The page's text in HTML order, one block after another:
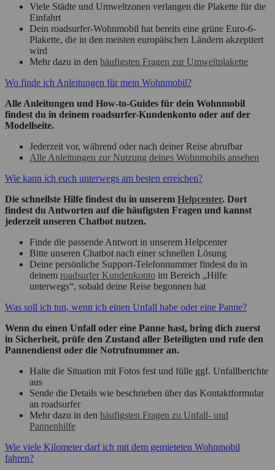
Viele Städte und Umweltzonen verlangen die Plakette für die
Einfahrt
Dein roadsurfer-Wohnmobil hat bereits eine grüne Euro-6-
Plakette, die in den meisten europäischen Ländern akzeptiert
wird
Mehr dazu in den häufigsten Fragen zur Umweltplakette
Wo finde ich Anleitungen für mein Wohnmobil?
Alle Anleitungen und How-to-Guides für dein Wohnmobil
findest du in deinem roadsurfer-Kundenkonto oder auf der
Modellseite.
Jederzeit vor, während oder nach deiner Reise abrufbar
Alle Anleitungen zur Nutzung deines Wohnmobils ansehen
Wie kann ich euch unterwegs am besten erreichen?
Die schnellste Hilfe findest du in unserem Helpcenter. Dort
findest du Antworten auf die häufigsten Fragen und kannst
jederzeit unseren Chatbot nutzen.
Finde die passende Antwort in unserem Helpcenter
Bitte unseren Chatbot nach einer schnellen Lösung
Deine persönliche Support-Telefonnummer findest du in
deinem roadsurfer Kundenkonto im Bereich „Hilfe
unterwegs“, sobald deine Reise begonnen hat
Was soll ich tun, wenn ich einen Unfall habe oder eine Panne?
Wenn du einen Unfall oder eine Panne hast, bring dich zuerst
in Sicherheit, prüfe den Zustand aller Beteiligten und rufe den
Pannendienst oder die Notrufnummer an.
Halte die Situation mit Fotos fest und fülle ggf. Unfallberichte
aus
Sende die Details wie beschrieben über das Kontaktformular
an roadsurfer
Mehr dazu in den häufigsten Fragen zu Unfall- und
Pannenhilfe
Wie viele Kilometer darf ich mit dem gemieteten Wohnmobil
fahren?